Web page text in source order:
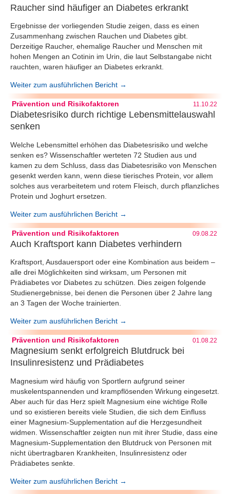
Raucher sind häufiger an Diabetes erkrankt
Ergebnisse der vorliegenden Studie zeigen, dass es einen
Zusammenhang zwischen Rauchen und Diabetes gibt.
Derzeitige Raucher, ehemalige Raucher und Menschen mit
hohen Mengen an Cotinin im Urin, die laut Selbstangabe nicht
rauchten, waren häufiger an Diabetes erkrankt.
Weiter zum ausführlichen Bericht →
Prävention und Risikofaktoren 11.10.22
Diabetesrisiko durch richtige Lebensmittelauswahl
senken
Welche Lebensmittel erhöhen das Diabetesrisiko und welche
senken es? Wissenschaftler werteten 72 Studien aus und
kamen zu dem Schluss, dass das Diabetesrisiko von Menschen
gesenkt werden kann, wenn diese tierisches Protein, vor allem
solches aus verarbeitetem und rotem Fleisch, durch pflanzliches
Protein und Joghurt ersetzen.
Weiter zum ausführlichen Bericht →
Prävention und Risikofaktoren 09.08.22
Auch Kraftsport kann Diabetes verhindern
Kraftsport, Ausdauersport oder eine Kombination aus beidem –
alle drei Möglichkeiten sind wirksam, um Personen mit
Prädiabetes vor Diabetes zu schützen. Dies zeigen folgende
Studienergebnisse, bei denen die Personen über 2 Jahre lang
an 3 Tagen der Woche trainierten.
Weiter zum ausführlichen Bericht →
Prävention und Risikofaktoren 01.08.22
Magnesium senkt erfolgreich Blutdruck bei
Insulinresistenz und Prädiabetes
Magnesium wird häufig von Sportlern aufgrund seiner
muskelentspannenden und krampflösenden Wirkung eingesetzt.
Aber auch für das Herz spielt Magnesium eine wichtige Rolle
und so existieren bereits viele Studien, die sich dem Einfluss
einer Magnesium-Supplementation auf die Herzgesundheit
widmen. Wissenschaftler zeigten nun mit ihrer Studie, dass eine
Magnesium-Supplementation den Blutdruck von Personen mit
nicht übertragbaren Krankheiten, Insulinresistenz oder
Prädiabetes senkte.
Weiter zum ausführlichen Bericht →